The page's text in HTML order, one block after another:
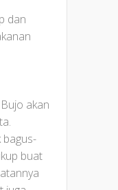
dan
akan
bagus-
buat